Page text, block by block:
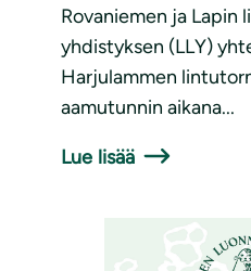
Rovaniemen ja Lapin
yhdistyksen (LLY)
Harjulammen
aamutunnin aikana...
Lue lisää